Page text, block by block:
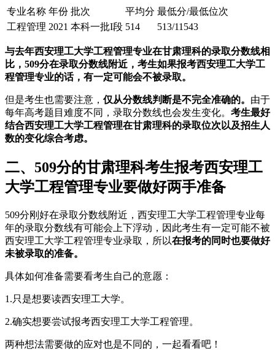
专业名称 年份 批次 平均分 最低分/最低位次
工程管理 2021 本科一批I段 514 513/11543
与去年西安理工大学工程管理专业在甘肃理科的录取分数线相
比，509分在录取分数线附近，考生如果报考西安理工大学工
程管理专业的话，有一定可能会不被录取。
但是考生也需要注意， 仅从分数线判断是不完全准确的。 由于
每年高考题目难度不同，录取分数线也会发生变化。 考生最好
结合西安理工大学工程管理在甘肃理科的录取位次以及招生人
数的变化综合考虑。
二、509分的甘肃理科考生报考西安理工
大学工程管理专业要做好两手准备
509分刚好在录取分数线附近，西安理工大学工程管理专业每
年的录取分数线有可能会上下浮动，因此考生有一定可能不被
西安理工大学工程管理专业录取，所以在报考的同时也要做好
未被录取的准备。
具体如何准备需要看考生自己的意愿：
1.只是想要读西安理工大学。
2.确实想要尝试报考西安理工大学工程管理。
两种想法需要做的应对也是不同的，一起看看吧！